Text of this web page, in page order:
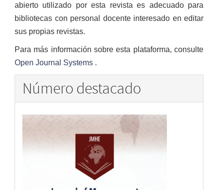
abierto utilizado por esta revista es adecuado para
bibliotecas con personal docente interesado en editar
sus propias revistas.
Para más información sobre esta plataforma, consulte
Open Journal Systems .
Número destacado